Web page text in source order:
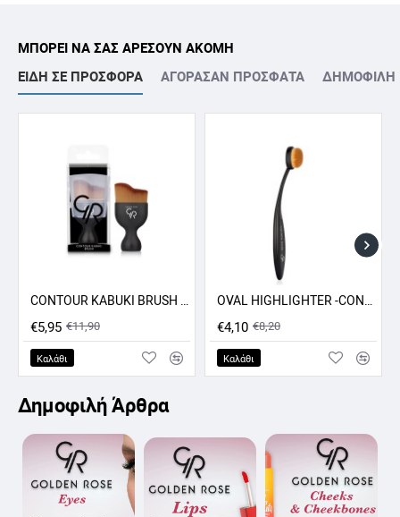
22 23
28
ΜΠΟΡΕΙ ΝΑ ΣΑΣ ΑΡΕΣΟΥΝ ΑΚΟΜΗ
ΕΙΔΗ ΣΕ ΠΡΟΣΦΟΡΑ
ΑΓΟΡΑΣΑΝ ΠΡΟΣΦΑΤΑ ΔΗΜΟΦΙΛΗ
ΠΡΟΣΦΟΡΑ -50% CONTOUR KABUKI BRUSH GR
€5,95 €11,90
Καλάθι
ΠΡΟΣΦΟΡΑ -50%OVAL HIGHLIGHTER -CONCEALER - CONTOUR BRUSH GR
€4,10 €8,20
Καλάθι
Δημοφιλή Άρθρα